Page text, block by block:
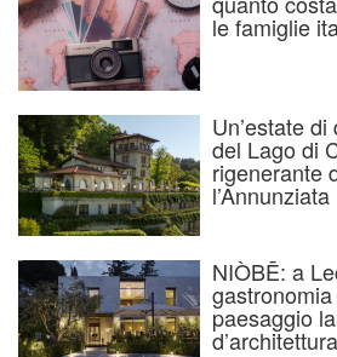
le famiglie
Un’estate
del Lago di
rigenerante
l’Annunziata
NIÒBĒ: a
paesaggio